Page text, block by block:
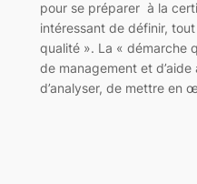
pour se préparer à la
intéressant de définir,
qualité ». La « démarche
de management et
d’analyser, de mettre en